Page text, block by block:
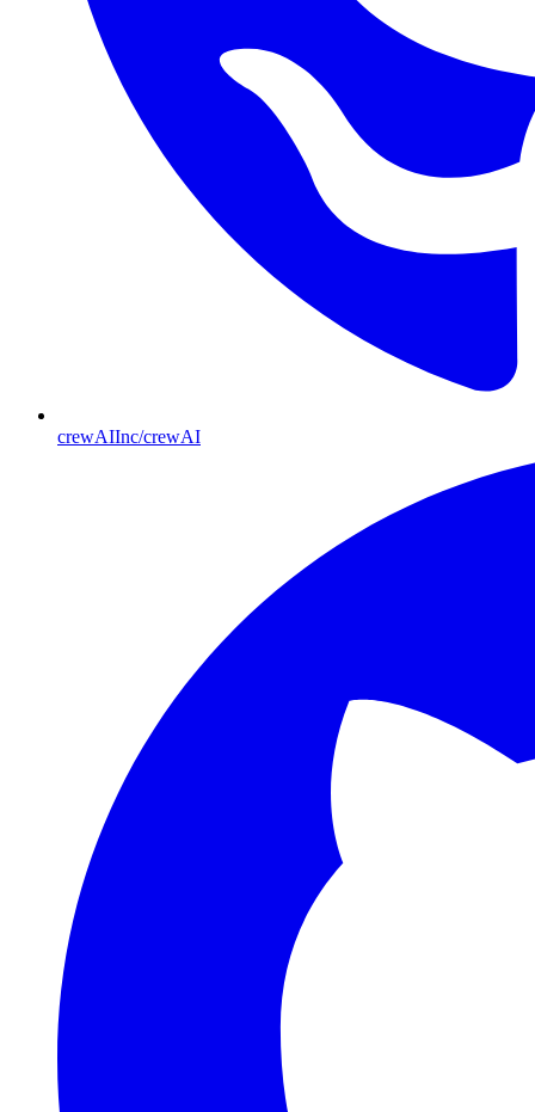
crewAIInc/crewAI